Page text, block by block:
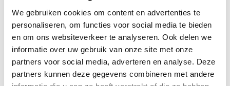
We gebruiken cookies om content en advertenties te
personaliseren, om functies voor social media te bieden
en om ons websiteverkeer te analyseren. Ook delen we
informatie over uw gebruik van onze site met onze
partners voor social media, adverteren en analyse. Deze
partners kunnen deze gegevens combineren met andere
décédée. Elle me manque
énormément. La violence sexuelle l'a
toujours indignée.
Elle soutenait
Mamas for Africa et, après sa mort,
j'ai continué à le faire.Aujourd'hui, j'ai
l'intention de léguer une partie de